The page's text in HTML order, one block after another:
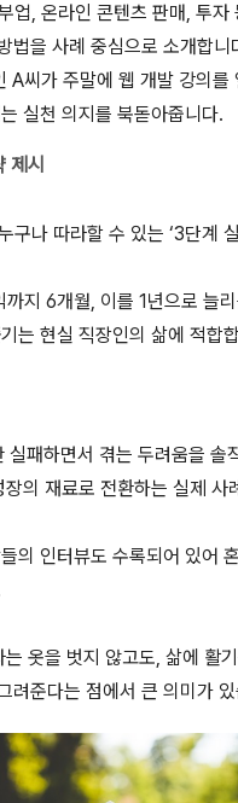
업, 온라인 콘텐츠 판매, 투자
법을 사례 중심으로 소개합니
A씨가 주말에 웹 개발 강의를
실천 의지를 북돋아줍니다.
제시
구나 따라할 수 있는 ‘3단계
지 6개월, 이를 1년으로 늘
는 현실 직장인의 삶에 적합
실패하면서 겪는 두려움을 솔
의 재료로 전환하는 실제 사
의 인터뷰도 수록되어 있어
는 옷을 벗지 않고도, 삶에 활
려준다는 점에서 큰 의미가